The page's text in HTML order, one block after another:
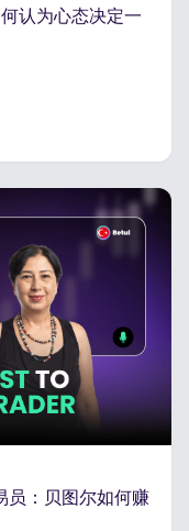
认为心态决定一
员：贝图尔如何赚